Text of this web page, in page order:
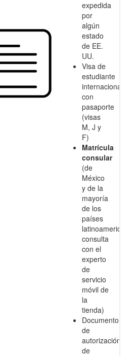
expedida
por
algún
estado
de EE.
UU.
Visa de
estudiante
internacional
con
pasaporte
(visas
M, J y
F)
Matrícula
consular
(de
México
y de la
mayoría
de los
países
latinoamericanos,
consulta
con el
experto
de
servicio
móvil de
la
tienda)
Documento
de
autorización
de